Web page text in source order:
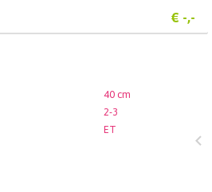
€ -,-
40 cm
2-3
ET